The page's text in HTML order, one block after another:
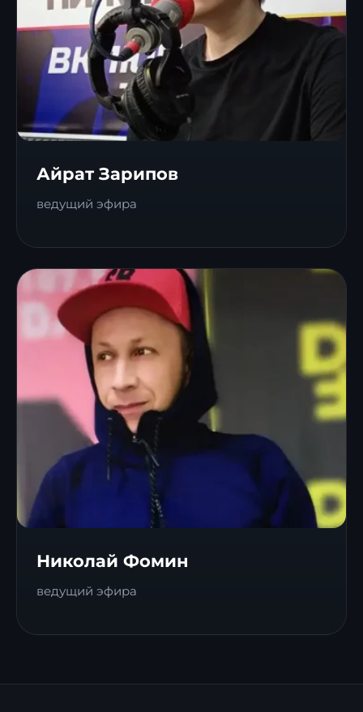
Айрат Зарипов
ведущий эфира
Николай Фомин
ведущий эфира